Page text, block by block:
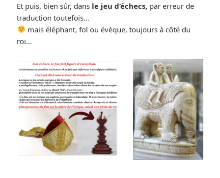
Et puis, bien sûr, dans le jeu d’échecs, par erreur de
traduction toutefois…
mais éléphant, fol ou évèque, toujours à côté du
roi…